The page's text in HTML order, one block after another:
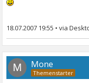
18.07.2007 19:55 •
M Mone